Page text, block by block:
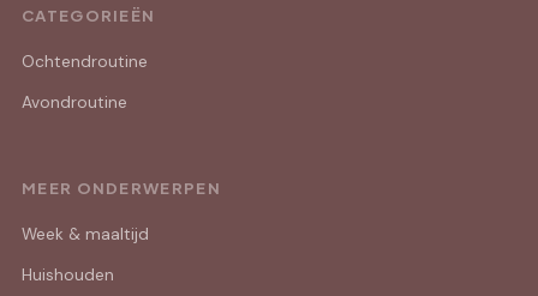
CATEGORIEËN
Ochtendroutine
Avondroutine
MEER ONDERWERPEN
Week & maaltijd
Huishouden